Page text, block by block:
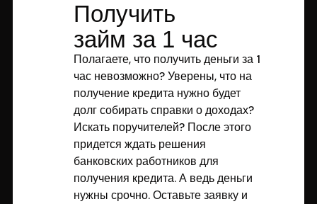
Получить
займ за 1 час
Полагаете, что получить деньги за 1
час невозможно? Уверены, что на
получение кредита нужно будет
долг собирать справки о доходах?
Искать поручителей? После этого
придется ждать решения
банковских работников для
получения кредита. А ведь деньги
нужны срочно. Оставьте заявку и